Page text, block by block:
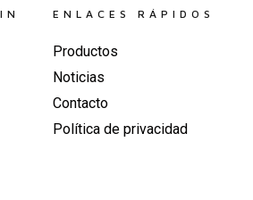
ENLACES RÁPIDOS
Productos
Noticias
Contacto
Política de privacidad